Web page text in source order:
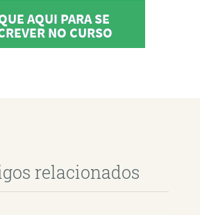
AQUI PARA SE
NO CURSO
relacionados